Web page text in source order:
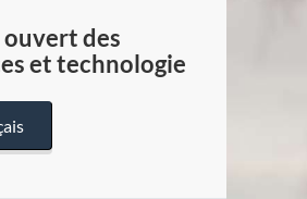
des
et technologie